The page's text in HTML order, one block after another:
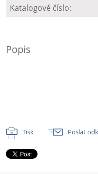
Katalogové číslo:
Popis
Tisk Poslat